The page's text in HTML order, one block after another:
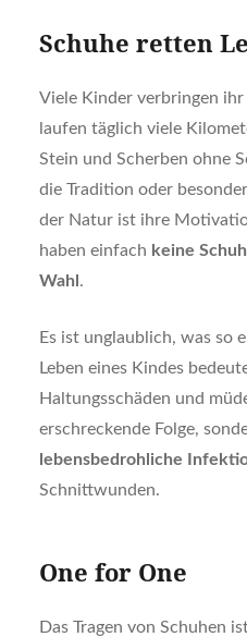
Schuhe retten
Viele Kinder verbringen ihr
laufen täglich viele
Stein und Scherben ohne
die Tradition oder
der Natur ist ihre
haben einfach keine
Wahl.
Es ist unglaublich, was so
Leben eines Kindes
Haltungsschäden und
erschreckende Folge,
lebensbedrohliche
Schnittwunden.
One for One
Das Tragen von Schuhen